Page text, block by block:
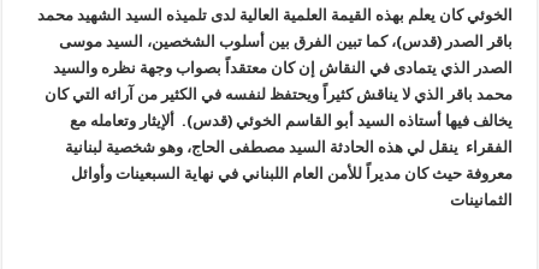
الخوئي كان يعلم بهذه القيمة العلمية العالية لدى تلميذه السيد الشهيد محمد
باقر الصدر (قدس)، كما تبين الفرق بين أسلوب الشخصين، السيد موسى
الصدر الذي يتمادى في النقاش إن كان معتقداً بصواب وجهة نظره والسيد
محمد باقر الذي لا يناقش كثيراً ويحتفظ لنفسه في الكثير من آرائه التي كان
يخالف فيها أستاذه السيد أبو القاسم الخوئي (قدس). ألإيثار وتعامله مع
الفقراء ينقل لي هذه الحادثة السيد مصطفى الحاج، وهو شخصية لبنانية
معروفة حيث كان مديراً للأمن العام اللبناني في نهاية السبعينات وأوائل
الثمانينات